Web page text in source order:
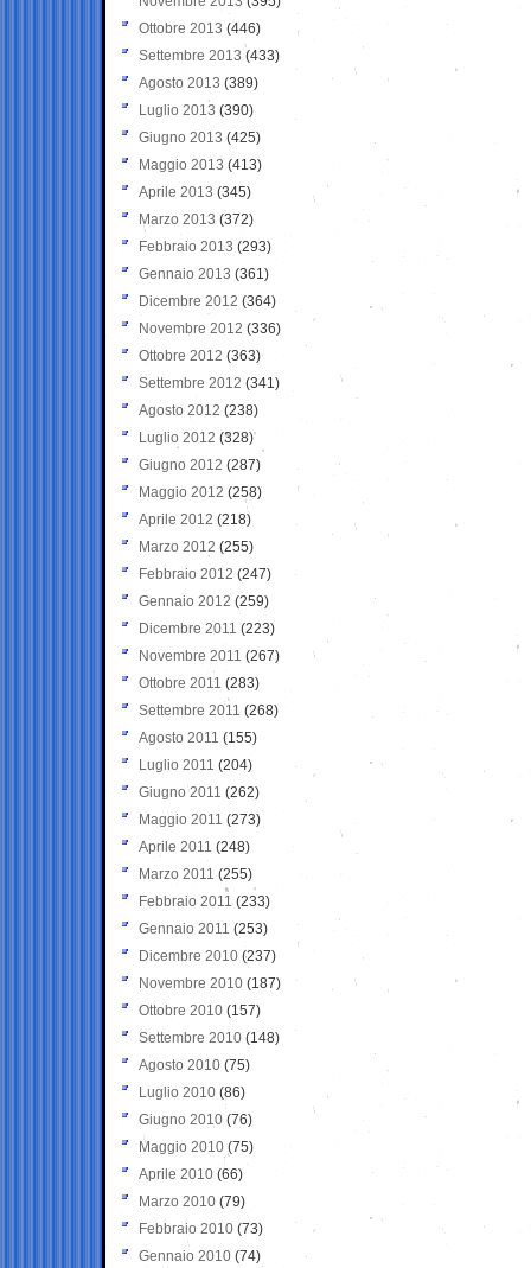
Ottobre 2013 (446)
Settembre 2013 (433)
Agosto 2013 (389)
Luglio 2013 (390)
Giugno 2013 (425)
Maggio 2013 (413)
Aprile 2013 (345)
Marzo 2013 (372)
Febbraio 2013 (293)
Gennaio 2013 (361)
Dicembre 2012 (364)
Novembre 2012 (336)
Ottobre 2012 (363)
Settembre 2012 (341)
Agosto 2012 (238)
Luglio 2012 (328)
Giugno 2012 (287)
Maggio 2012 (258)
Aprile 2012 (218)
Marzo 2012 (255)
Febbraio 2012 (247)
Gennaio 2012 (259)
Dicembre 2011 (223)
Novembre 2011 (267)
Ottobre 2011 (283)
Settembre 2011 (268)
Agosto 2011 (155)
Luglio 2011 (204)
Giugno 2011 (262)
Maggio 2011 (273)
Aprile 2011 (248)
Marzo 2011 (255)
Febbraio 2011 (233)
Gennaio 2011 (253)
Dicembre 2010 (237)
Novembre 2010 (187)
Ottobre 2010 (157)
Settembre 2010 (148)
Agosto 2010 (75)
Luglio 2010 (86)
Giugno 2010 (76)
Maggio 2010 (75)
Aprile 2010 (66)
Marzo 2010 (79)
Febbraio 2010 (73)
Gennaio 2010 (74)